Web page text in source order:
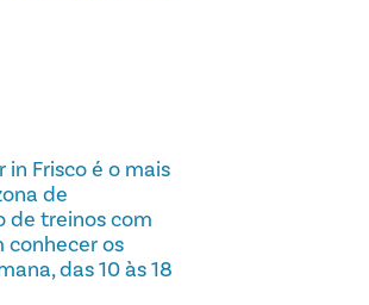
Frisco é o mais
de
de treinos com
conhecer os
das 10 às 18